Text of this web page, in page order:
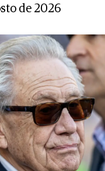
de 2026